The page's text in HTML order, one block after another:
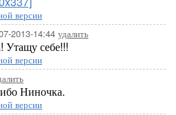
версии
2013-14:44 удалить
Утащу себе!!!
версии
Ниночка.
версии